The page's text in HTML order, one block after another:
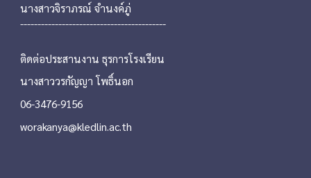
นางสาวจิราภรณ์ จำนงค์ภู่
------------------------------------------
ติดต่อประสานงาน ธุรการโรงเรียน
นางสาววรกัญญา โพธิ์นอก
06-3476-9156
worakanya@kledlin.ac.th